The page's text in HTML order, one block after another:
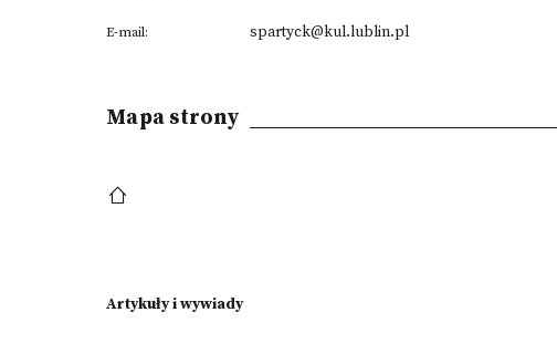
E-mail: spartyck@kul.lublin.pl
Mapa strony
Artykuły i wywiady